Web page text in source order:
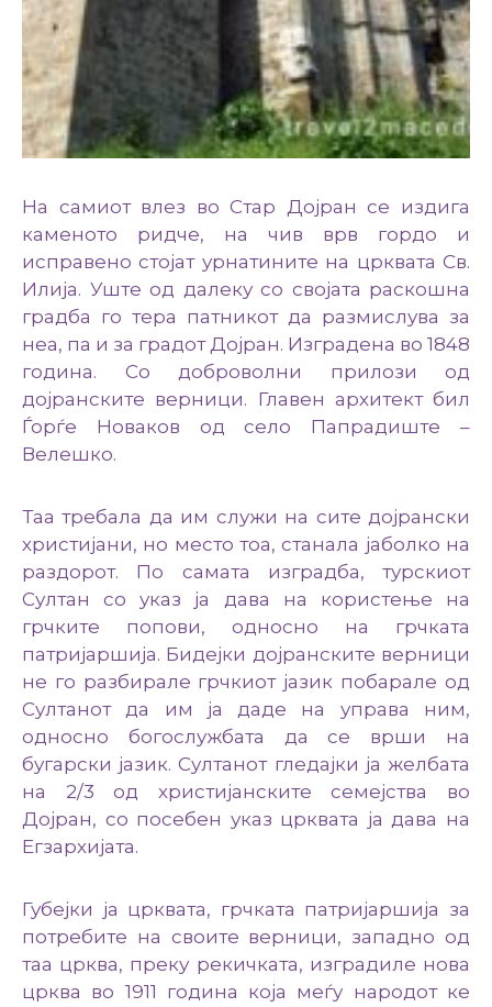
На самиот влез во Стар Дојран се издига
каменото ридче, на чив врв гордо и
исправено стојат урнатините на црквата Св.
Илија. Уште од далеку со својата раскошна
градба го тера патникот да размислува за
неа, па и за градот Дојран. Изградена во 1848
година. Со доброволни прилози од
дојранските верници. Главен архитект бил
Ѓорѓе Новаков од село Папрадиште –
Велешко.
Таа требала да им служи на сите дојрански
христијани, но место тоа, станала јаболко на
раздорот. По самата изградба, турскиот
Султан со указ ја дава на користење на
грчките попови, односно на грчката
патријаршија. Бидејки дојранските верници
не го разбирале грчкиот јазик побарале од
Султанот да им ја даде на управа ним,
односно богослужбата да се врши на
бугарски јазик. Султанот гледајки ја желбата
на 2/3 од христијанските семејства во
Дојран, со посебен указ црквата ја дава на
Егзархијата.
Губејки ја црквата, грчката патријаршија за
потребите на своите верници, западно од
таа црква, преку рекичката, изградиле нова
црква во 1911 година која меѓу народот ке